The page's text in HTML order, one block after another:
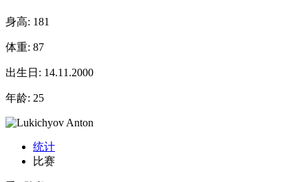
身高: 181
体重: 87
出生日: 14.11.2000
年龄: 25
统计
比赛